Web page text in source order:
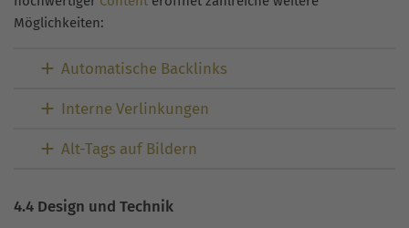
Möglichkeiten:
Automatische Backlinks
Interne Verlinkungen
Alt-Tags auf Bildern
4.4 Design und Technik